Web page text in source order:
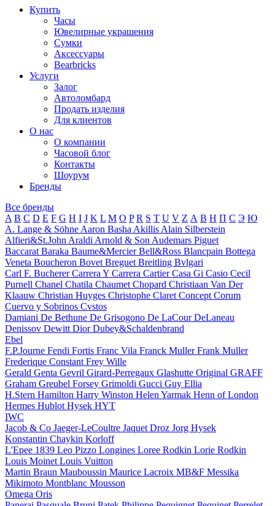
Купить
Часы
Ювелирные украшения
Сумки
Аксессуары
Bearbricks
Услуги
Залог
Автоломбард
Продать изделия
Для клиентов
О нас
О компании
Часовой блог
Контакты
Шоурум
Бренды
Все бренды
A B C D E F G H I J K L M O P R S T U V Z А В Н П С Э Ю
A. Lange & Söhne Aaron Basha Akillis Alain Silberstein
Alfieri&St.John Araldi Arnold & Son Audemars Piguet
Baccarat Baraka Baume&MercierBell&Ross Blancpain Bottega
Veneta Boucheron Bovet Breguet Breitling Bvlgari
Carl F. BuchererCarrera Y Carrera CartierCasa Gi Casio Cecil
Purnell Chanel Chatila Chaumet Chopard Christiaan Van Der
Klaauw Christian Huyges Christophe Claret Concept Corum
Cuervo y Sobrinos Cvstos
Damiani De Bethune De Grisogono De LaCourDeLaneau
Denissov Dewitt DiorDubey&Schaldenbrand
Ebel
F.P.Journe Fendi Fortis Franc Vila Franck MullerFrank Muller
Frederique Constant Frey Wille
Gerald Genta Gevril Girard-Perregaux Glashutte Original GRAFF
Graham Greubel Forsey Grimoldi Gucci Guy Ellia
H.Stern Hamilton Harry Winston Helen Yarmak Henn of London
Hermes Hublot Hysek HYT
IWC
Jacob & Co Jaeger-LeCoultre Jaquet Droz Jorg Hysek
Konstantin Chaykin Korloff
L'Epee 1839 Leo Pizzo Longines Loree Rodkin Lorie Rodkin
Louis Moinet Louis Vuitton
Martin Braun Mauboussin Maurice Lacroix MB&F Messika
Mikimoto Montblanc Mousson
Omega Oris